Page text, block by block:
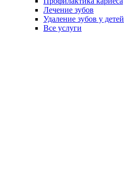
Лечение зубов
Удаление зубов у детей
Все услуги